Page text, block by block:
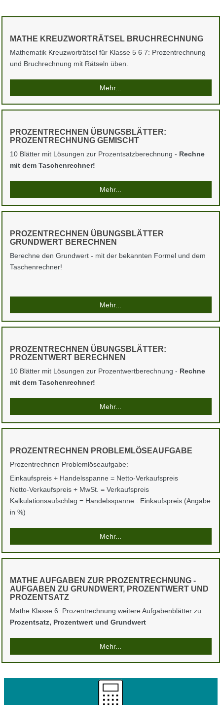
MATHE KREUZWORTRÄTSEL BRUCHRECHNUNG
Mathematik Kreuzworträtsel für Klasse 5 6 7: Prozentrechnung
und Bruchrechnung mit Rätseln üben.
Mehr...
PROZENTRECHNEN ÜBUNGSBLÄTTER:
PROZENTRECHNUNG GEMISCHT
10 Blätter mit Lösungen zur Prozentsatzberechnung - Rechne
mit dem Taschenrechner!
Mehr...
PROZENTRECHNEN ÜBUNGSBLÄTTER
GRUNDWERT BERECHNEN
Berechne den Grundwert - mit der bekannten Formel und dem
Taschenrechner!
Mehr...
PROZENTRECHNEN ÜBUNGSBLÄTTER:
PROZENTWERT BERECHNEN
10 Blätter mit Lösungen zur Prozentwertberechnung - Rechne
mit dem Taschenrechner!
Mehr...
PROZENTRECHNEN PROBLEMLÖSEAUFGABE
Prozentrechnen Problemlöseaufgabe:
Einkaufspreis + Handelsspanne = Netto-Verkaufspreis
Netto-Verkaufspreis + MwSt. = Verkaufspreis
Kalkulationsaufschlag = Handelsspanne : Einkaufspreis (Angabe
in %)
Mehr...
MATHE AUFGABEN ZUR PROZENTRECHNUNG -
AUFGABEN ZU GRUNDWERT, PROZENTWERT UND
PROZENTSATZ
Mathe Klasse 6: Prozentrechnung weitere Aufgabenblätter zu
Prozentsatz, Prozentwert und Grundwert
Mehr...